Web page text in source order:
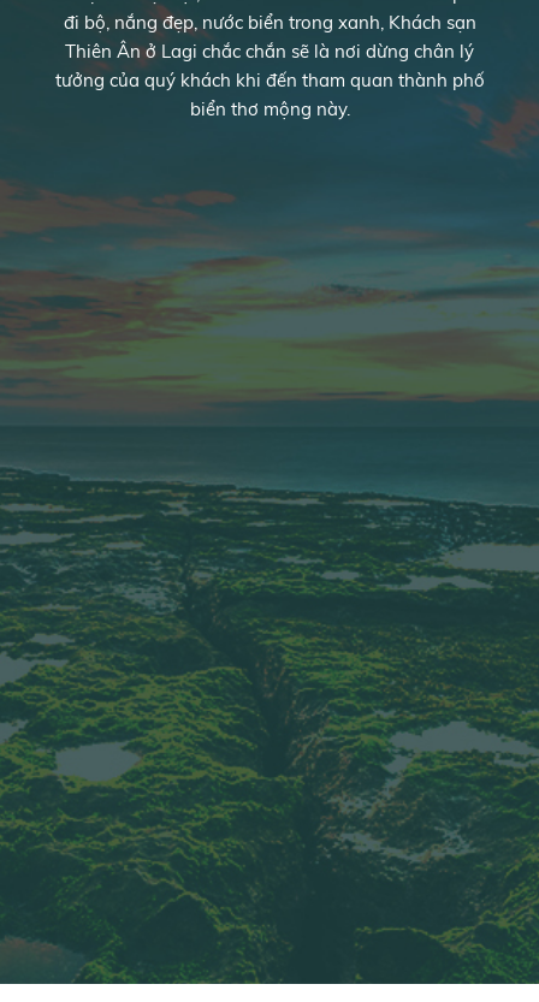
đi bộ, nắng đẹp, nước biển trong xanh, Khách sạn
Thiên Ân ở Lagi chắc chắn sẽ là nơi dừng chân lý
tưởng của quý khách khi đến tham quan thành phố
biển thơ mộng này.